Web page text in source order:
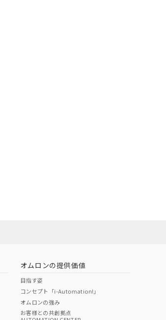
オムロンの提供価値
目指す姿
コンセプト「i-Automation!」
オムロンの強み
お客様との共創拠点